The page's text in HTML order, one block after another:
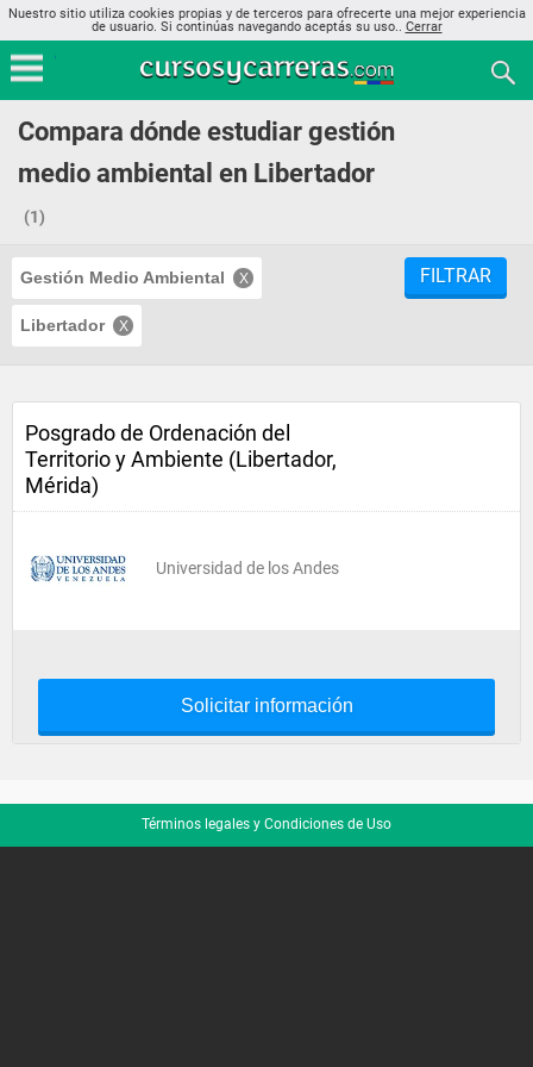
Nuestro sitio utiliza cookies propias y de terceros para ofrecerte una mejor experiencia
de usuario. Si continúas navegando aceptás su uso.. Cerrar
Compara dónde estudiar gestión
medio ambiental en Libertador
(1)
Gestión Medio Ambiental
Libertador
FILTRAR
Posgrado de Ordenación del
Territorio y Ambiente (Libertador,
Mérida)
Universidad de los Andes
Solicitar información
Términos legales y Condiciones de Uso